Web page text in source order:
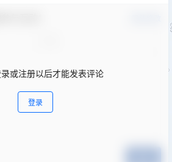
或注册以后才能发表评论
登录